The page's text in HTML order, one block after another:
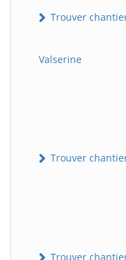
Trouver
Valserine
Trouver
Trouver